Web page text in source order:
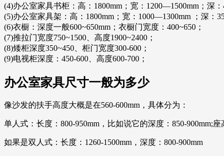
(4)办公室家具书柜：高：1800mm；宽：1200—1500mm；深：
(5)办公室家具架：高：1800mm；宽：1000—1300mm ；深：
(6)衣橱：深度一般600~650mm；衣橱门宽度：400~650；
(7)推拉门宽度750~1500、高度1900~2400；
(8)矮柜深度350~450、柜门宽度300-600；
(9)电视柜深度：450-600、高度600-700；
办公室家具尺寸一般为多少
像沙发的扶手高度大概是在560-600mm，具体分为：
单人式：长度：800-950mm，比如说它的深度：850-900mm;
如果是双人式：长度：1260-1500mm，深度：800-900mm